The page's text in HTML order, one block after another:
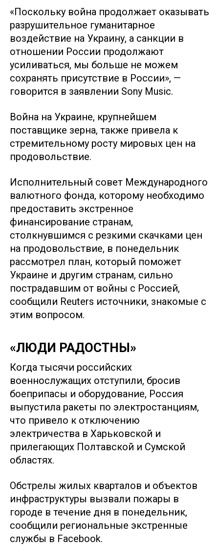
«Поскольку война продолжает оказывать
разрушительное гуманитарное
воздействие на Украину, а санкции в
отношении России продолжают
усиливаться, мы больше не можем
сохранять присутствие в России», —
говорится в заявлении Sony Music.
Война на Украине, крупнейшем
поставщике зерна, также привела к
стремительному росту мировых цен на
продовольствие.
Исполнительный совет Международного
валютного фонда, которому необходимо
предоставить экстренное
финансирование странам,
столкнувшимся с резкими скачками цен
на продовольствие, в понедельник
рассмотрел план, который поможет
Украине и другим странам, сильно
пострадавшим от войны с Россией,
сообщили Reuters источники, знакомые с
этим вопросом.
«ЛЮДИ РАДОСТНЫ»
Когда тысячи российских
военнослужащих отступили, бросив
боеприпасы и оборудование, Россия
выпустила ракеты по электростанциям,
что привело к отключению
электричества в Харьковской и
прилегающих Полтавской и Сумской
областях.
Обстрелы жилых кварталов и объектов
инфраструктуры вызвали пожары в
городе в течение дня в понедельник,
сообщили региональные экстренные
службы в Facebook.